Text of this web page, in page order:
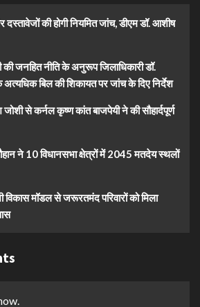
की होगी नियमित जांच, डीएम डॉ. आशीष
की जनहित नीति के अनुरूप जिलाधिकारी डॉ.
बिल की शिकायत पर जांच के दिए निर्देश
से कर्नल कृष्ण कांत बाजपेयी ने की सौहार्दपूर्ण
ने 10 विधानसभा क्षेत्रों में 2045 मतदेय स्थलों
विकास मॉडल से जरूरतमंद परिवारों को मिला